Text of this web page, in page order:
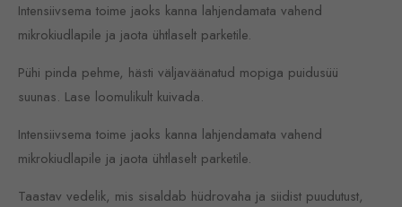
Intensiivsema toime jaoks kanna lahjendamata vahend
mikrokiudlapile ja jaota ühtlaselt parketile.
Pühi pinda pehme, hästi väljaväänatud mopiga puidusüü
suunas. Lase loomulikult kuivada.
Intensiivsema toime jaoks kanna lahjendamata vahend
mikrokiudlapile ja jaota ühtlaselt parketile.
Taastav vedelik, mis sisaldab hüdrovaha ja siidist puudutust,